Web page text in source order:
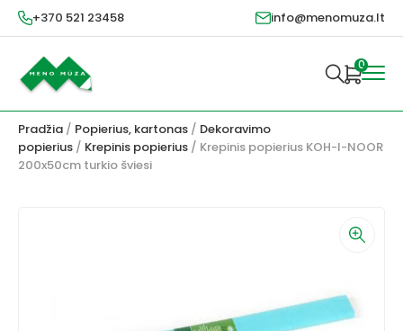
+370 521 23458 info@menomuza.lt
0
Pradžia / Popierius, kartonas / Dekoravimo
popierius / Krepinis popierius / Krepinis popierius KOH-I-NOOR
200x50cm turkio šviesi